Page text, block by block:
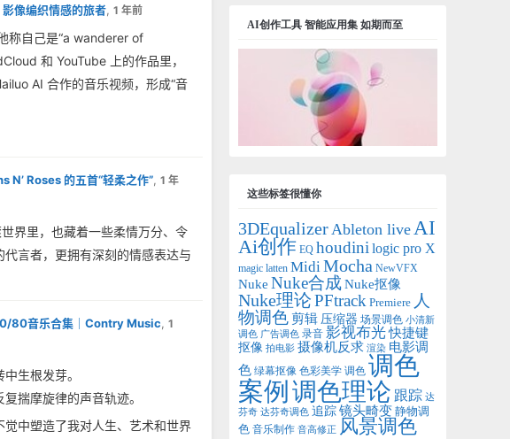
像编织情感的旅者 1 年前
称自己是“a wanderer of
和 YouTube 上的作品里，
AI 合作的音乐视频，形成“音
N’ Roses 的五首“轻柔之作” 1 年
界里，也藏着一些柔情万分、令
言者，更拥有深刻的情感表达与
80音乐合集｜Contry Music 1
生根发芽。
揣摩旋律的声音轨迹。
中塑造了我对人生、艺术和世界
AI创作工具 智能应用集 如期而至
这些标签很懂你
3DEqualizerAbleton liveAI
Ai创作 EQ houdinilogic pro X
magic latten MidiMocha NewVFX
Nuke Nuke合成Nuke抠像
Nuke理论PFtrack Premiere 人
物调色剪辑 压缩器 场景调色 小清新
调色 广告调色 录音 影视布光快捷键
抠像 拍电影 摄像机反求 渲染 电影调
色 绿幕抠像 色彩美学 调色 调色
案例 调色理论 跟踪 达
芬奇 达芬奇调色 追踪镜头畸变 静物调
色 音乐制作 音高修正 风景调色